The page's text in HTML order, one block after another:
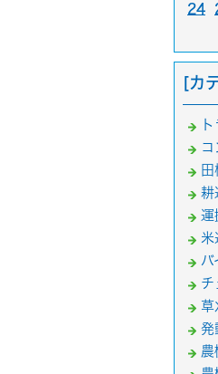
24
[カ
コ
田
耕
運
バ
チ
草
発
農